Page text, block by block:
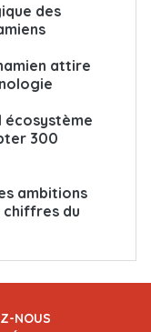
des
attire
écosystème
300
ambitions
chiffres du
NOUS